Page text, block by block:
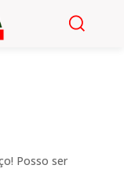
Posso ser